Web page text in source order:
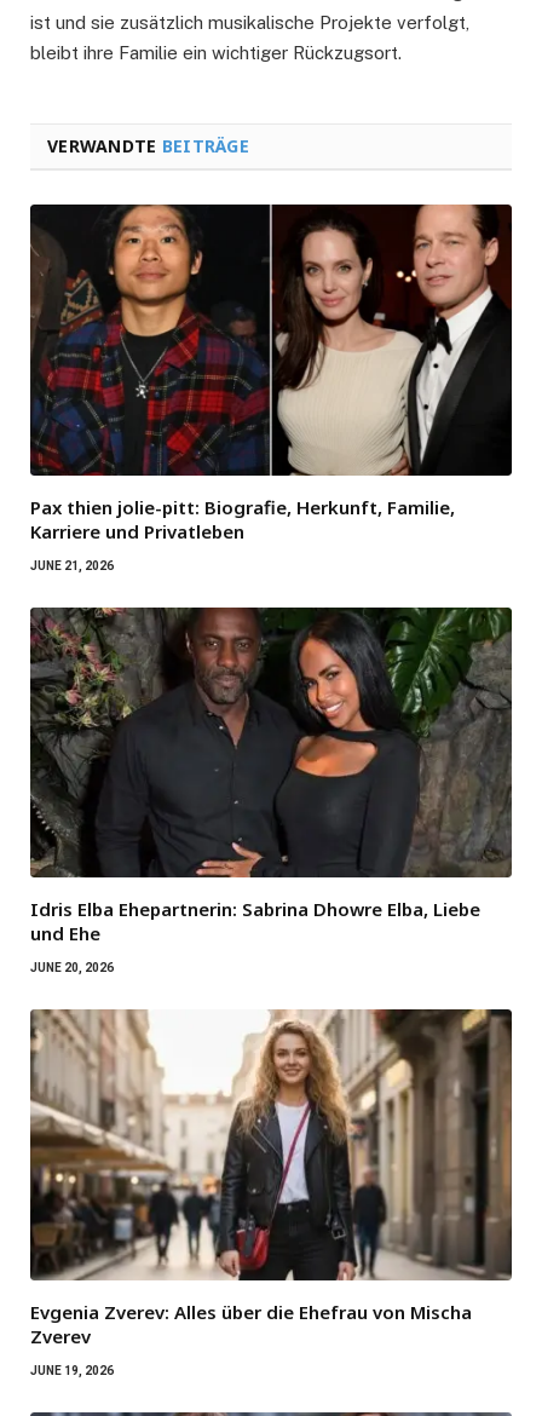
ist und sie zusätzlich musikalische Projekte verfolgt,
bleibt ihre Familie ein wichtiger Rückzugsort.
VERWANDTE BEITRÄGE
Pax thien jolie-pitt: Biografie, Herkunft, Familie,
Karriere und Privatleben
JUNE 21, 2026
Idris Elba Ehepartnerin: Sabrina Dhowre Elba, Liebe
und Ehe
JUNE 20, 2026
Evgenia Zverev: Alles über die Ehefrau von Mischa
Zverev
JUNE 19, 2026